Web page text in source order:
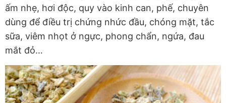
ấm nhẹ, hơi độc, quy vào kinh can, phế, chuyên
dùng để điều trị chứng nhức đầu, chóng mặt, tắc
sữa, viêm nhọt ở ngực, phong chẩn, ngứa, đau
mắt đỏ…